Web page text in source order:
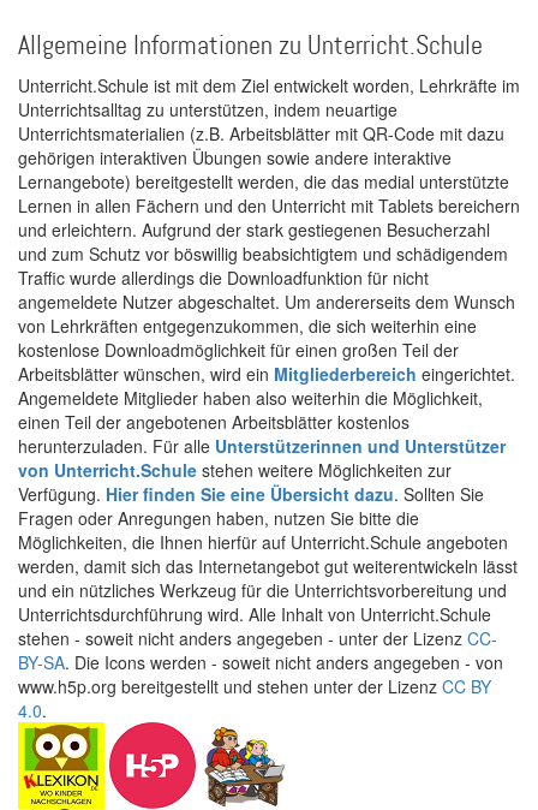
Allgemeine Informationen zu Unterricht.Schule
Unterricht.Schule ist mit dem Ziel entwickelt worden, Lehrkräfte im
Unterrichtsalltag zu unterstützen, indem neuartige
Unterrichtsmaterialien (z.B. Arbeitsblätter mit QR-Code mit dazu
gehörigen interaktiven Übungen sowie andere interaktive
Lernangebote) bereitgestellt werden, die das medial unterstützte
Lernen in allen Fächern und den Unterricht mit Tablets bereichern
und erleichtern. Aufgrund der stark gestiegenen Besucherzahl
und zum Schutz vor böswillig beabsichtigtem und schädigendem
Traffic wurde allerdings die Downloadfunktion für nicht
angemeldete Nutzer abgeschaltet. Um andererseits dem Wunsch
von Lehrkräften entgegenzukommen, die sich weiterhin eine
kostenlose Downloadmöglichkeit für einen großen Teil der
Arbeitsblätter wünschen, wird ein Mitgliederbereich eingerichtet.
Angemeldete Mitglieder haben also weiterhin die Möglichkeit,
einen Teil der angebotenen Arbeitsblätter kostenlos
herunterzuladen. Für alle Unterstützerinnen und Unterstützer
von Unterricht.Schule stehen weitere Möglichkeiten zur
Verfügung. Hier finden Sie eine Übersicht dazu. Sollten Sie
Fragen oder Anregungen haben, nutzen Sie bitte die
Möglichkeiten, die Ihnen hierfür auf Unterricht.Schule angeboten
werden, damit sich das Internetangebot gut weiterentwickeln lässt
und ein nützliches Werkzeug für die Unterrichtsvorbereitung und
Unterrichtsdurchführung wird. Alle Inhalt von Unterricht.Schule
stehen - soweit nicht anders angegeben - unter der Lizenz CC-
BY-SA. Die Icons werden - soweit nicht anders angegeben - von
www.h5p.org bereitgestellt und stehen unter der Lizenz CC BY
4.0.